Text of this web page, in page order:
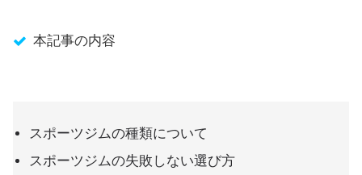
本記事の内容
スポーツジムの種類について
スポーツジムの失敗しない選び方